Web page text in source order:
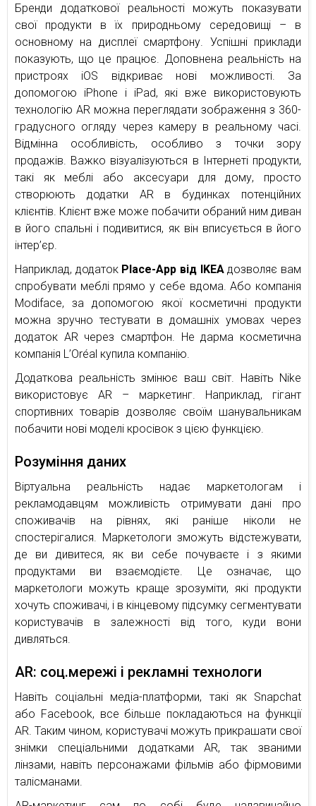
Бренди додаткової реальності можуть показувати
свої продукти в їх природньому середовищі – в
основному на дисплеї смартфону. Успішні приклади
показують, що це працює. Доповнена реальність на
пристроях iOS відкриває нові можливості. За
допомогою iPhone і iPad, які вже використовують
технологію AR можна переглядати зображення з 360-
градусного огляду через камеру в реальному часі.
Відмінна особливість, особливо з точки зору
продажів. Важко візуалізуються в Інтернеті продукти,
такі як меблі або аксесуари для дому, просто
створюють додатки AR в будинках потенційних
клієнтів. Клієнт вже може побачити обраний ним диван
в його спальні і подивитися, як він вписується в його
інтер’єр.
Наприклад, додаток Place-App від IKEAдозволяє вам
спробувати меблі прямо у себе вдома. Або компанія
Modiface, за допомогою якої косметичні продукти
можна зручно тестувати в домашніх умовах через
додаток AR через смартфон. Не дарма косметична
компанія L’Oréal купила компанію.
Додаткова реальність змінює ваш світ. Навіть Nike
використовує AR – маркетинг. Наприклад, гігант
спортивних товарів дозволяє своїм шанувальникам
побачити нові моделі кросівок з цією функцією.
Розуміння даних
Віртуальна реальність надає маркетологам і
рекламодавцям можливість отримувати дані про
споживачів на рівнях, які раніше ніколи не
спостерігалися. Маркетологи зможуть відстежувати,
де ви дивитеся, як ви себе почуваєте і з якими
продуктами ви взаємодієте. Це означає, що
маркетологи можуть краще зрозуміти, які продукти
хочуть споживачі, і в кінцевому підсумку сегментувати
користувачів в залежності від того, куди вони
дивляться.
AR: соц.мережі і рекламні технологи
Навіть соціальні медіа-платформи, такі як Snapchat
або Facebook, все більше покладаються на функції
AR. Таким чином, користувачі можуть прикрашати свої
знімки спеціальними додатками AR, так званими
лінзами, навіть персонажами фільмів або фірмовими
талісманами.